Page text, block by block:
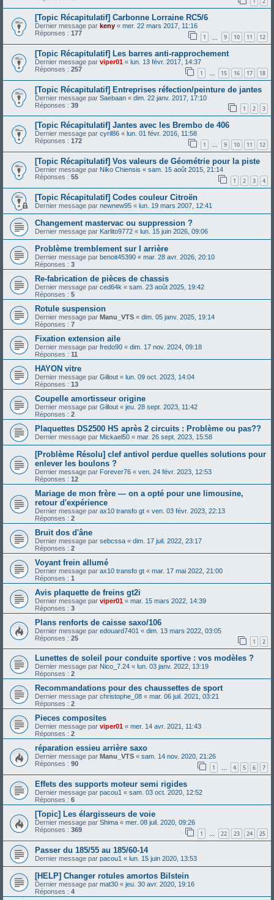
[Topic Récapitulatif] Carbonne Lorraine RC5/6
Dernier message par keny « mer. 22 mars 2017, 11:16
Réponses : 177 1 9 10 11 12
[Topic Récapitulatif] Les barres anti-rapprochement
Dernier message par viper01 « lun. 13 févr. 2017, 14:37
Réponses : 257 1 … 15 16 17 18
[Topic Récapitulatif] Entreprises réfection/peinture de jantes
Dernier message par Saebaan « dim. 22 janv. 2017, 17:10
Réponses : 39 1 2 3
[Topic Récapitulatif] Jantes avec les Brembo de 406
Dernier message par cyril86 « lun. 01 févr. 2016, 11:58
Réponses : 172 1 … 9 10 11 12
[Topic Récapitulatif] Vos valeurs de Géométrie pour la piste
Dernier message par Niko Chiensis « sam. 15 août 2015, 21:14
Réponses : 55 1 2 3 4
[Topic Récapitulatif] Codes couleur Citroën
Dernier message par newnew95 « lun. 19 mars 2007, 12:41
Changement mastervac ou suppression ?
Dernier message par Karlito9772 « lun. 15 juin 2026, 09:06
Problème tremblement sur l arrière
Dernier message par benoit45390 « mar. 28 avr. 2026, 20:10
Réponses : 3
Re-fabrication de pièces de chassis
Dernier message par ced64k « sam. 23 août 2025, 19:42
Réponses : 5
Rotule suspension
Dernier message par Manu_VTS « dim. 05 janv. 2025, 19:14
Réponses : 7
Fixation extension aile
Dernier message par fredo90 « dim. 17 nov. 2024, 09:18
Réponses : 11
HAYON vitre
Dernier message par Gillout « lun. 09 oct. 2023, 14:04
Réponses : 13
Coupelle amortisseur origine
Dernier message par Gillout « jeu. 28 sept. 2023, 11:42
Réponses : 2
Plaquettes DS2500 HS après 2 circuits : Problème ou pas??
Dernier message par Mickael50 « mar. 26 sept. 2023, 15:58
[Problème Résolu] clef antivol perdue quelles solutions pour
enlever les boulons ?
Dernier message par Forever76 « ven. 24 févr. 2023, 12:53
Réponses : 12
Mariage de mon frère — on a opté pour une limousine,
retour d'expérience
Dernier message par ax10 transfo gt « ven. 03 févr. 2023, 22:13
Réponses : 2
Bruit dos d'âne
Dernier message par sebcssa « dim. 17 juil. 2022, 23:17
Réponses : 2
Voyant frein allumé
Dernier message par ax10 transfo gt « mar. 17 mai 2022, 21:00
Réponses : 1
Avis plaquette de freins gt2i
Dernier message par viper01 « mar. 15 mars 2022, 14:39
Réponses : 3
Plans renforts de caisse saxo/106
Dernier message par edouard7401 « dim. 13 mars 2022, 03:05
Réponses : 25 1 2
Lunettes de soleil pour conduite sportive : vos modèles ?
Dernier message par Nico_7.24 « lun. 03 janv. 2022, 13:19
Réponses : 2
Recommandations pour des chaussettes de sport
Dernier message par christophe_08 « mar. 06 juil. 2021, 03:21
Réponses : 2
Pieces composites
Dernier message par viper01 « mer. 14 avr. 2021, 11:43
Réponses : 2
réparation essieu arrière saxo
Dernier message par Manu_VTS « sam. 14 nov. 2020, 21:26
Réponses : 90 1 … 4 5 6 7
Effets des supports moteur semi rigides
Dernier message par pacou1 « sam. 03 oct. 2020, 12:52
Réponses : 6
[Topic] Les élargisseurs de voie
Dernier message par Shima « mer. 08 juil. 2020, 09:26
Réponses : 369 1 22 23 24 25
Passer du 185/55 au 185/60-14
Dernier message par pacou1 « lun. 15 juin 2020, 13:53
[HELP] Changer rotules amortos Bilstein
Dernier message par mat30 « jeu. 30 avr. 2020, 19:16
Réponses : 4